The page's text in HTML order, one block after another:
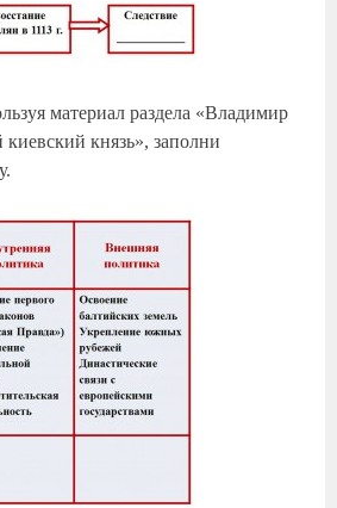
материал раздела «Владимир
князь», заполни